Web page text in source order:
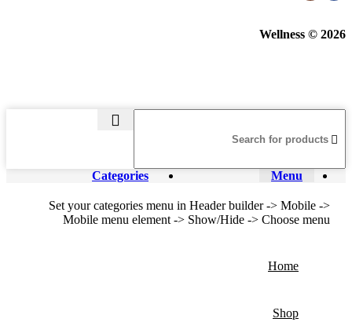
Wellness © 2026
Menu
Categories
Set your categories menu in Header builder -> Mobile ->
Mobile menu element -> Show/Hide -> Choose menu
Home
Shop